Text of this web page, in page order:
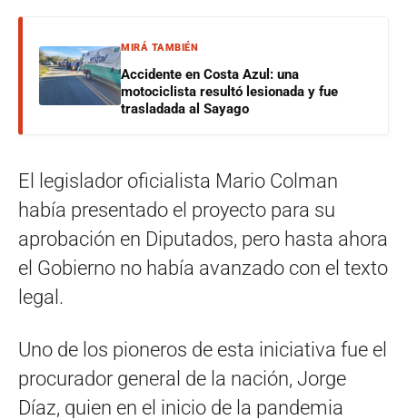
MIRÁ TAMBIÉN
Accidente en Costa Azul: una
motociclista resultó lesionada y fue
trasladada al Sayago
El legislador oficialista Mario Colman
había presentado el proyecto para su
aprobación en Diputados, pero hasta ahora
el Gobierno no había avanzado con el texto
legal.
Uno de los pioneros de esta iniciativa fue el
procurador general de la nación, Jorge
Díaz, quien en el inicio de la pandemia